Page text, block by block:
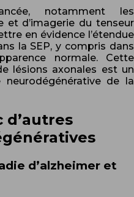
notamment les
et d’imagerie du tenseur
en évidence l’étendue
la SEP, y compris dans
normale. Cette
lésions axonales est un
de la
d’autres
d’alzheimer et